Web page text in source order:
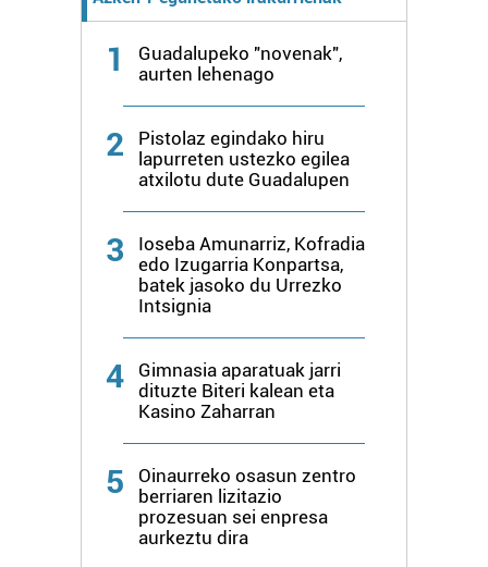
1
Guadalupeko "novenak",
aurten lehenago
2
Pistolaz egindako hiru
lapurreten ustezko egilea
atxilotu dute Guadalupen
3
Ioseba Amunarriz, Kofradia
edo Izugarria Konpartsa,
batek jasoko du Urrezko
Intsignia
4
Gimnasia aparatuak jarri
dituzte Biteri kalean eta
Kasino Zaharran
5
Oinaurreko osasun zentro
berriaren lizitazio
prozesuan sei enpresa
aurkeztu dira